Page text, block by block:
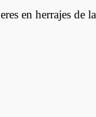
en herrajes de